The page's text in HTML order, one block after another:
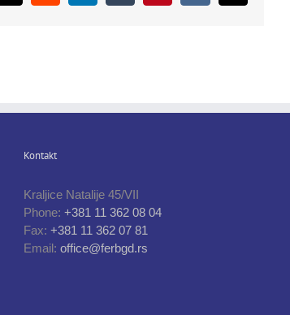
Kontakt
Kraljice Natalije 45/VII
Phone: +381 11 362 08 04
Fax: +381 11 362 07 81
Email: office@ferbgd.rs